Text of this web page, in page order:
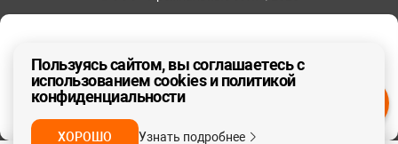
ДА, ВЕРНО
Пользуясь сайтом, вы соглашаетесь с
использованием cookies и политикой
конфиденциальности
ХОРОШО Узнать подробнее